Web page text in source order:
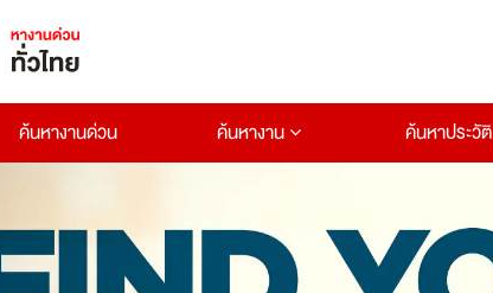
ค้นหางานด่วน ค้นหางาน ค้นหาประวัติ